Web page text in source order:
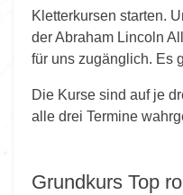
Kletterkursen starten.
der Abraham Lincoln
für uns zugänglich. Es
Die Kurse sind auf je
alle drei Termine
Grundkurs Top